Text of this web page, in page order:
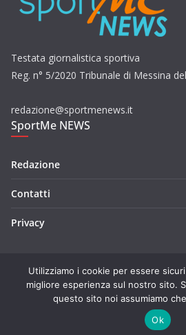
Testata giornalistica sportiva
Reg. n° 5/2020 Tribunale di Messina
redazione@sportmenews.it
SportMe NEWS
Redazione
Contatti
Privacy
Copyright © 2026SportMe NEWS
di ThemeGrill.
Utilizziamo i cookie per essere
migliore esperienza sul nostro sito.
questo sito noi assumiamo
Ok